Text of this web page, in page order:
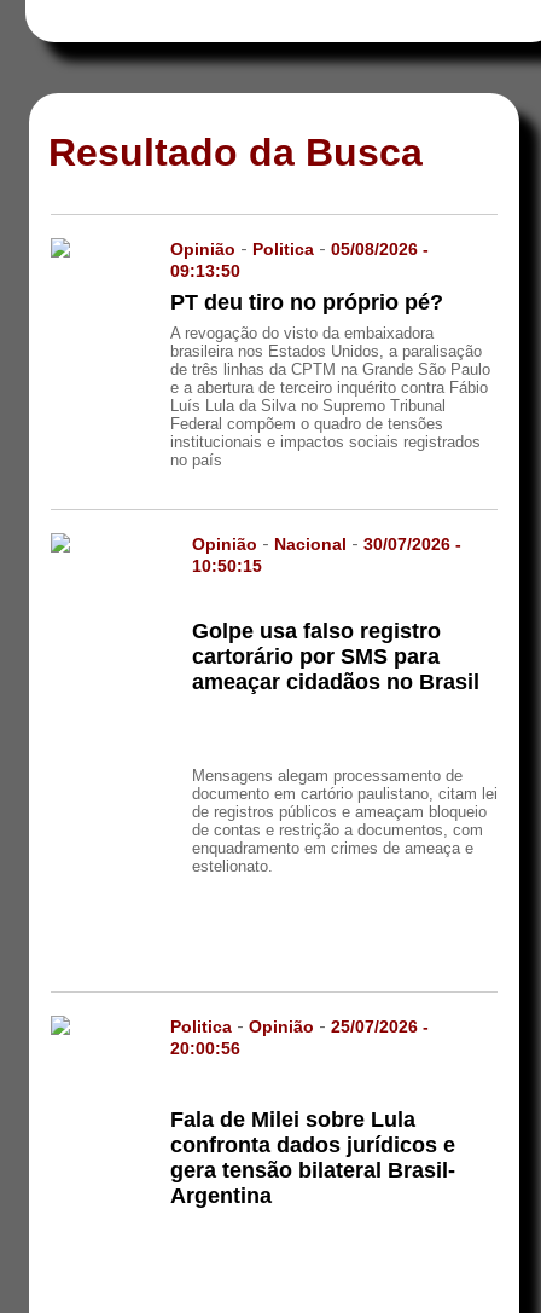
Resultado da Busca
Opinião - Politica -05/08/2026 -
09:13:50
PT deu tiro no próprio pé?
A revogação do visto da embaixadora
brasileira nos Estados Unidos, a paralisação
de três linhas da CPTM na Grande São Paulo
e a abertura de terceiro inquérito contra Fábio
Luís Lula da Silva no Supremo Tribunal
Federal compõem o quadro de tensões
institucionais e impactos sociais registrados
no país
Opinião - Nacional -30/07/2026 -
10:50:15
Golpe usa falso registro
cartorário por SMS para
ameaçar cidadãos no Brasil
Mensagens alegam processamento de
documento em cartório paulistano, citam lei
de registros públicos e ameaçam bloqueio
de contas e restrição a documentos, com
enquadramento em crimes de ameaça e
estelionato.
Politica -Opinião -25/07/2026 -
20:00:56
Fala de Milei sobre Lula
confronta dados jurídicos e
gera tensão bilateral Brasil-
Argentina